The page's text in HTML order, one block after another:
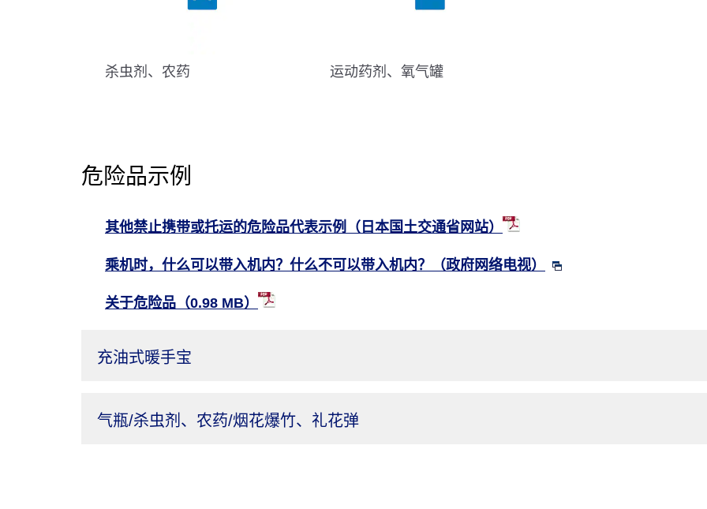
杀虫剂、农药 运动药剂、氧气罐
危险品示例
其他禁止携带或托运的危险品代表示例（日本国土交通省网站）
乘机时，什么可以带入机内？什么不可以带入机内？（政府网络电视）
关于危险品（0.98 MB）
充油式暖手宝
气瓶/杀虫剂、农药/烟花爆竹、礼花弹